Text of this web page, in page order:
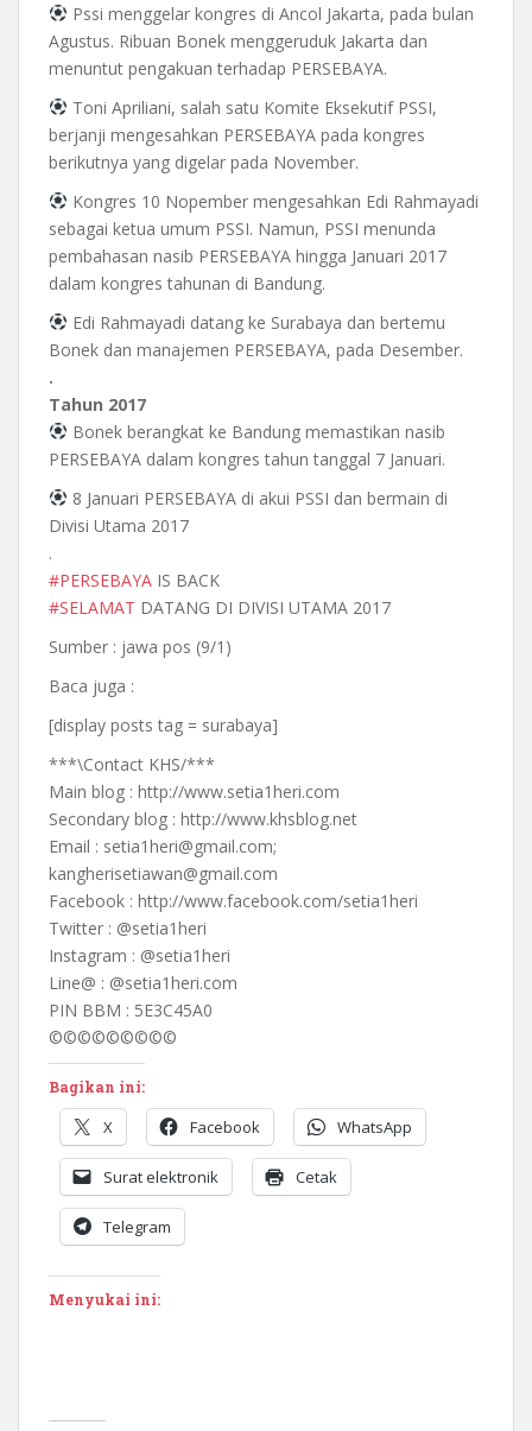
Pssi menggelar kongres di Ancol Jakarta, pada bulan
Agustus. Ribuan Bonek menggeruduk Jakarta dan
menuntut pengakuan terhadap PERSEBAYA.
Toni Apriliani, salah satu Komite Eksekutif PSSI,
berjanji mengesahkan PERSEBAYA pada kongres
berikutnya yang digelar pada November.
Kongres 10 Nopember mengesahkan Edi Rahmayadi
sebagai ketua umum PSSI. Namun, PSSI menunda
pembahasan nasib PERSEBAYA hingga Januari 2017
dalam kongres tahunan di Bandung.
Edi Rahmayadi datang ke Surabaya dan bertemu
Bonek dan manajemen PERSEBAYA, pada Desember.
.
Tahun 2017
Bonek berangkat ke Bandung memastikan nasib
PERSEBAYA dalam kongres tahun tanggal 7 Januari.
8 Januari PERSEBAYA di akui PSSI dan bermain di
Divisi Utama 2017
.
#PERSEBAYA IS BACK
#SELAMAT DATANG DI DIVISI UTAMA 2017
Sumber : jawa pos (9/1)
Baca juga :
[display posts tag = surabaya]
***\Contact KHS/***
Main blog : http://www.setia1heri.com
Secondary blog : http://www.khsblog.net
Email : setia1heri@gmail.com;
kangherisetiawan@gmail.com
Facebook : http://www.facebook.com/setia1heri
Twitter : @setia1heri
Instagram : @setia1heri
Line@ : @setia1heri.com
PIN BBM : 5E3C45A0
©©©©©©©©©
Bagikan ini:
X Facebook WhatsApp
Surat elektronik Cetak
Telegram
Menyukai ini: